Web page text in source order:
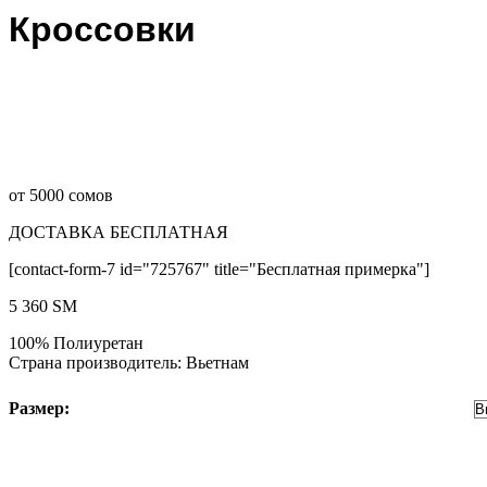
Кроссовки
от 5000 сомов
ДОСТАВКА БЕСПЛАТНАЯ
[contact-form-7 id="725767" title="Бесплатная примерка"]
5 360 ЅМ
100% Полиуретан
Страна производитель: Вьетнам
Размер: